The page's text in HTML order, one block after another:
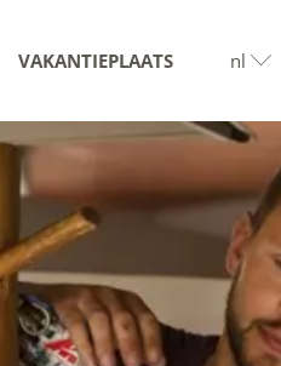
VAKANTIEPLAATS nl